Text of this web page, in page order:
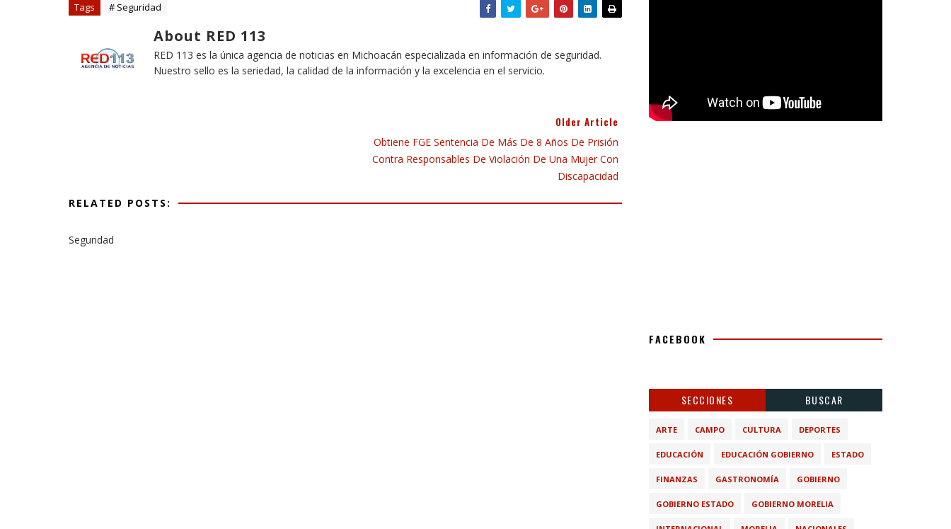
Tags # Seguridad
About RED 113
RED 113 es la única agencia de noticias en Michoacán especializada en información de seguridad.
Nuestro sello es la seriedad, la calidad de la información y la excelencia en el servicio.
Older Article
Obtiene FGE Sentencia De Más De 8 Años De Prisión
Contra Responsables De Violación De Una Mujer Con
Discapacidad
RELATED POSTS:
Seguridad
FACEBOOK
SECCIONES BUSCAR
ARTE CAMPO CULTURA DEPORTES
EDUCACIÓN EDUCACIÓN GOBIERNO ESTADO
FINANZAS GASTRONOMÍA GOBIERNO
GOBIERNO ESTADO GOBIERNO MORELIA